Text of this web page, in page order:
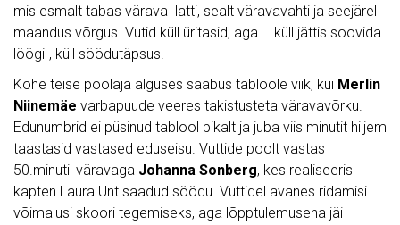
mis esmalt tabas värava latti, sealt väravavahti ja seejärel
maandus võrgus. Vutid küll üritasid, aga … küll jättis soovida
löögi-, küll söödutäpsus.
Kohe teise poolaja alguses saabus tabloole viik, kui Merlin
Niinemäe varbapuude veeres takistusteta väravavõrku.
Edunumbrid ei püsinud tablool pikalt ja juba viis minutit hiljem
taastasid vastased eduseisu. Vuttide poolt vastas
50.minutil väravaga Johanna Sonberg, kes realiseeris
kapten Laura Unt saadud söödu. Vuttidel avanes ridamisi
võimalusi skoori tegemiseks, aga lõpptulemusena jäi